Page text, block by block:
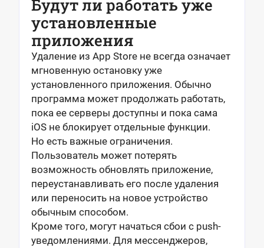
Будут ли работать уже
установленные
приложения
Удаление из App Store не всегда означает
мгновенную остановку уже
установленного приложения. Обычно
программа может продолжать работать,
пока ее серверы доступны и пока сама
iOS не блокирует отдельные функции.
Но есть важные ограничения.
Пользователь может потерять
возможность обновлять приложение,
переустанавливать его после удаления
или переносить на новое устройство
обычным способом.
Кроме того, могут начаться сбои с push-
уведомлениями. Для мессенджеров,